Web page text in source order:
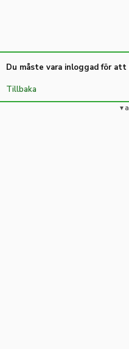
Du måste vara inloggad för
Tillbaka